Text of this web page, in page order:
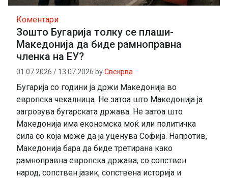
Коментари
Зошто Бугарија толку се плаши-
Македонија да биде рамноправна
членка на ЕУ?
01.07.2026 / 13.07.2026 byСвекрва
Бугарија со години ја држи Македонија во
европска чекалница. Не затоа што Македонија ја
загрозува бугарската држава. Не затоа што
Македонија има економска моќ или политичка
сила со која може да ја уценува Софија. Напротив,
Македонија бара да биде третирана како
рамноправна европска држава, со сопствен
народ, сопствен јазик, сопствена историја и